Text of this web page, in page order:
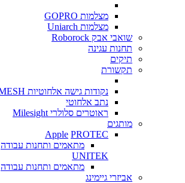
מצלמות GOPRO
מצלמות Uniarch
שואבי אבק Roborock
תחנות עגינה
תיקים
תקשורת
נקודות גישה אלחוטיות MESH
נתב אלחוטי
ראוטרים סלולרי Milesight
מותגים
Apple PROTEC
מתאמים ותחנות עבודה
UNITEK
מתאמים ותחנות עבודה
אביזרי גיימינג